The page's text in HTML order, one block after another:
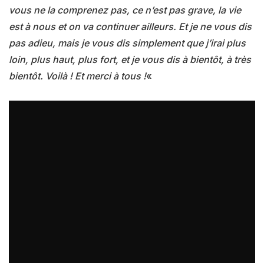
vous ne la compre­­nez pas, ce n’est pas grave, la vie
est à nous et on va conti­­nuer ailleurs. Et je ne vous dis
pas adieu, mais je vous dis simple­­ment que j’irai plus
loin, plus haut, plus fort, et je vous dis à bien­­tôt, à très
bien­­tôt. Voilà ! Et merci à tous !«